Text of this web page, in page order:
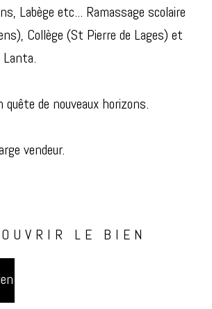
Labège etc... Ramassage scolaire
Collège (St Pierre de Lages) et
Lanta.
quête de nouveaux horizons.
vendeur.
LE BIEN